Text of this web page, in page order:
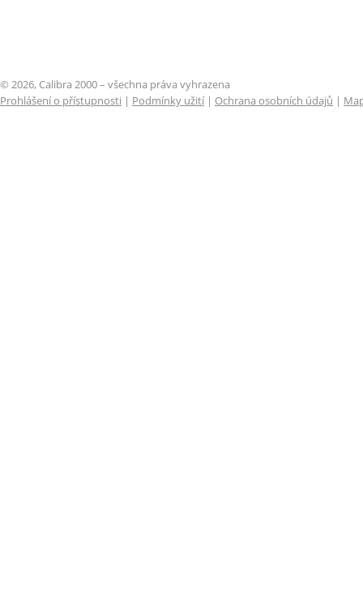
© 2026, Calibra 2000 – všechna práva vyhrazena
Prohlášení o přístupnosti | Podmínky užití| Ochrana osobních údajů |